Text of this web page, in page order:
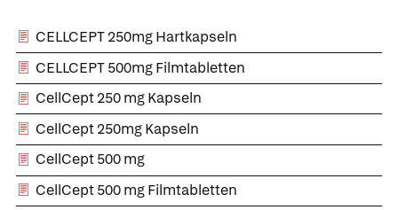
CELLCEPT 250mg Hartkapseln
CELLCEPT 500mg Filmtabletten
CellCept 250 mg Kapseln
CellCept 250mg Kapseln
CellCept 500 mg
CellCept 500 mg Filmtabletten